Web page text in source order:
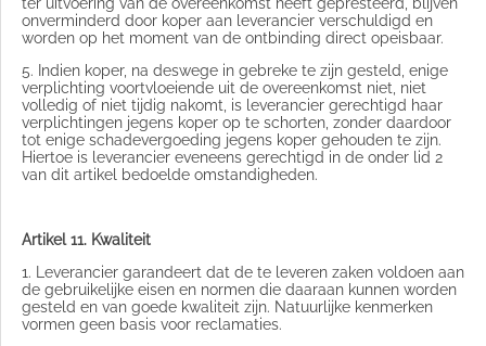
onverminderd door koper aan leverancier verschuldigd en
worden op het moment van de ontbinding direct opeisbaar.
5. Indien koper, na deswege in gebreke te zijn gesteld, enige
verplichting voortvloeiende uit de overeenkomst niet, niet
volledig of niet tijdig nakomt, is leverancier gerechtigd haar
verplichtingen jegens koper op te schorten, zonder daardoor
tot enige schadevergoeding jegens koper gehouden te zijn.
Hiertoe is leverancier eveneens gerechtigd in de onder lid 2
van dit artikel bedoelde omstandigheden.
Artikel 11. Kwaliteit
1. Leverancier garandeert dat de te leveren zaken voldoen aan
de gebruikelijke eisen en normen die daaraan kunnen worden
gesteld en van goede kwaliteit zijn. Natuurlijke kenmerken
vormen geen basis voor reclamaties.